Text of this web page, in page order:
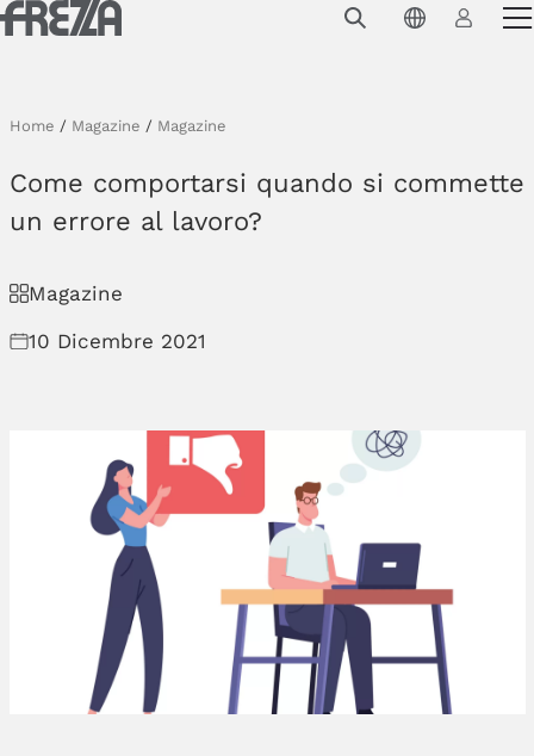
Skip to main content
Progetti e ispirazioni
Magazine
Home / Magazine / Magazine
Come comportarsi quando si commette
un errore al lavoro?
Magazine
10 Dicembre 2021